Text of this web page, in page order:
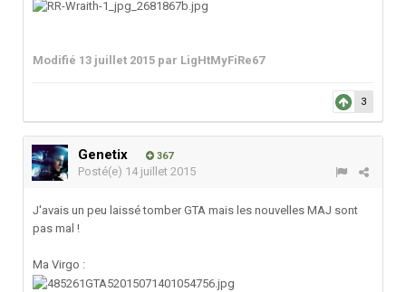
Modifié 13 juillet 2015 par LigHtMyFiRe67
3
Genetix 367
Posté(e) 14 juillet 2015
J'avais un peu laissé tomber GTA mais les nouvelles MAJ sont
pas mal !
Ma Virgo :